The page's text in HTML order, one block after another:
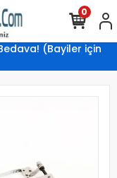
(Bayiler için
0